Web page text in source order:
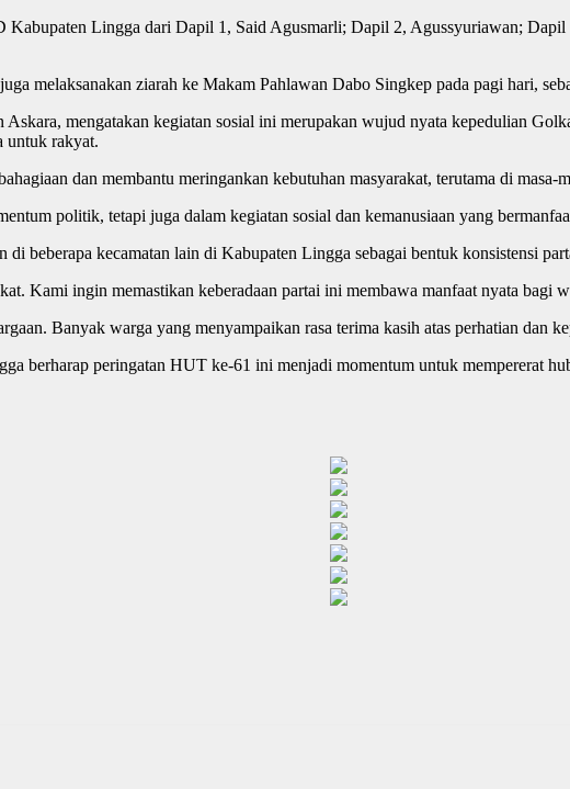
Kabupaten Lingga dari Dapil 1, Said Agusmarli; Dapil 2, Agussyuriawan;
melaksanakan ziarah ke Makam Pahlawan Dabo Singkep pada pagi hari,
mengatakan kegiatan sosial ini merupakan wujud nyata kepedulian
untuk rakyat.
dan membantu meringankan kebutuhan masyarakat, terutama di masa-
politik, tetapi juga dalam kegiatan sosial dan kemanusiaan yang
beberapa kecamatan lain di Kabupaten Lingga sebagai bentuk konsistensi
Kami ingin memastikan keberadaan partai ini membawa manfaat nyata bagi
Banyak warga yang menyampaikan rasa terima kasih atas perhatian dan
berharap peringatan HUT ke-61 ini menjadi momentum untuk mempererat